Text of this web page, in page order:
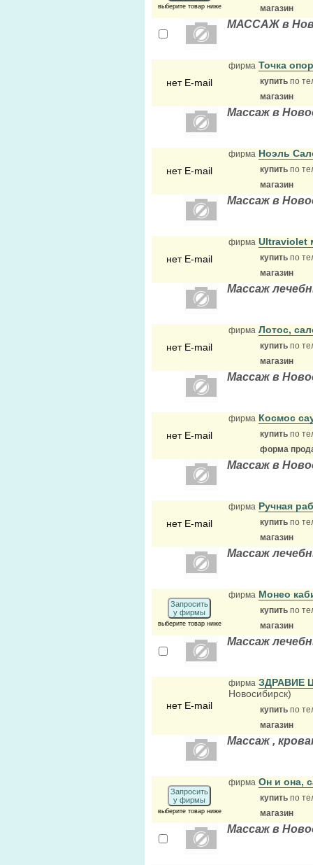
выберите товар ниже
магазин
МАССАЖ в
нет E-mail
фирма Точка
купить по
магазин
Массаж в
нет E-mail
фирма Ноэль
купить по
магазин
Массаж в
нет E-mail
фирма Ultraviolet
купить по
магазин
Массаж
нет E-mail
фирма Лотос,
купить по
магазин
Массаж в
нет E-mail
фирма Космос
купить по
форма
Массаж в
нет E-mail
фирма Ручная
купить по
магазин
Массаж
Запросить
у фирмы
выберите товар ниже
фирма Монео
купить по
магазин
Массаж
нет E-mail
фирма ЗДРАВИЕ
Новосибирск)
купить по
магазин
Массаж ,
Запросить
у фирмы
выберите товар ниже
фирма Он и она,
купить по
магазин
Массаж в